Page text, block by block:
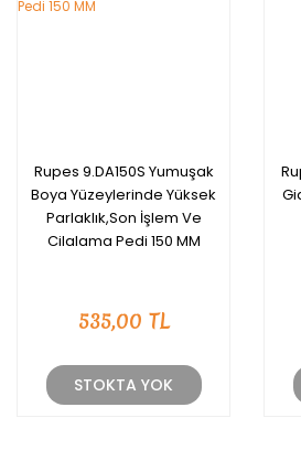
Rupes 9.DA150S Yumuşak
Boya Yüzeylerinde Yüksek
Parlaklık,Son İşlem Ve
Cilalama Pedi 150 MM
535,00 TL
STOKTA YOK